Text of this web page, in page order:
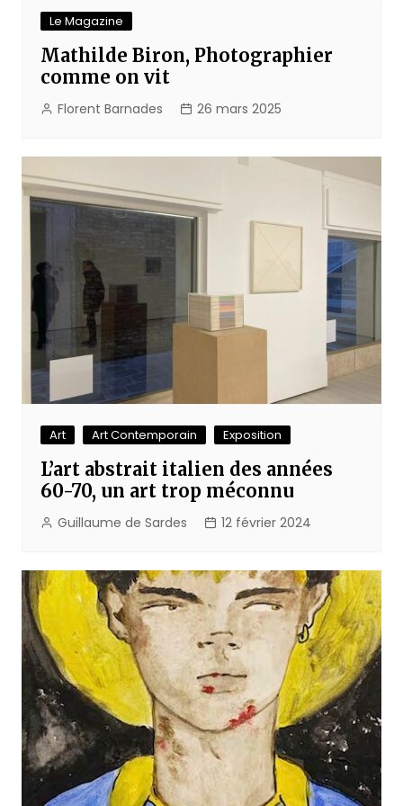
Le Magazine
Mathilde Biron, Photographier
comme on vit
Florent Barnades 26 mars 2025
Art Art Contemporain Exposition
L’art abstrait italien des années
60-70, un art trop méconnu
Guillaume de Sardes 12 février 2024